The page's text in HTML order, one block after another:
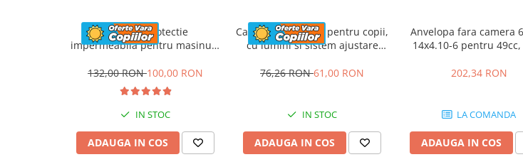
ACEASTĂ PIESĂ SE VA POTRIVI CU MINI MOTOCICLETE DE
LA MULTE MĂRCI PRECUM:
LEM MOTOR, HIGHPER, LIYA MOTOR, MRF, XTM.
Husa de protectie
impermeabila pentru masinute
sau motociclete, neagra
132,00 RON100,00 RON
IN STOC
ADAUGA IN COS
Casca de protectie pentru copii,
cu lumini si sistem ajustare
76,26 RON61,00 RON
IN STOC
ADAUGA IN COS
Anvelopa fara camera
14x4.10-6 pentru
202,34 RON
LA COMANDA
ADAUGA IN COS